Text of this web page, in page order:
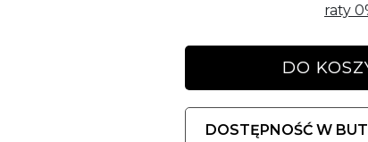
raty
DO
DOSTĘPNOŚĆ W